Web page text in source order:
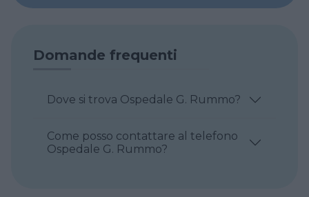
Domande frequenti
Dove si trova Ospedale G. Rummo?
Come posso contattare al telefono
Ospedale G. Rummo?